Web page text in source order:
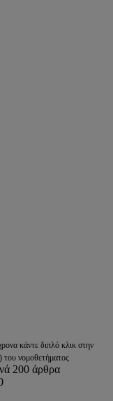
κάντε διπλό κλικ στην
νομοθετήματος
200 άρθρα